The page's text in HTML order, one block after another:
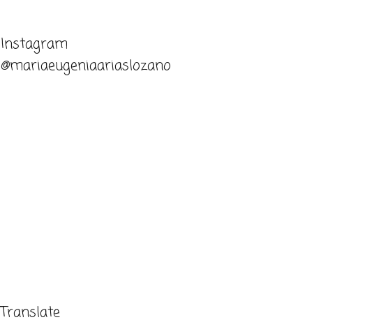
Instagram
@mariaeugeniaariaslozano
Translate